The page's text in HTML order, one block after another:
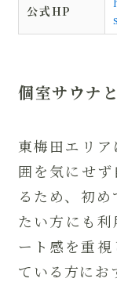
公式HP
個室サウナ
東梅田エリ
囲を気にせ
るため、初
たい方にも
ート感を重
ている方にお